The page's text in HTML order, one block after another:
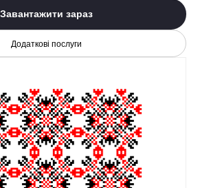
Завантажити зараз
Додаткові послуги